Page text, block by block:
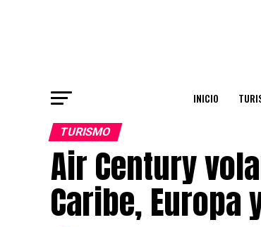
INICIO
TURISMO
Air Century
Caribe, Europa